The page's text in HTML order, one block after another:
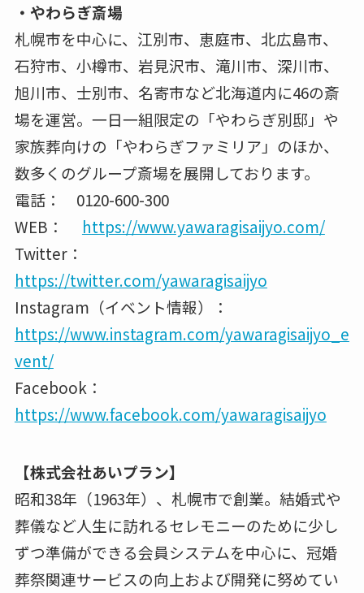
・やわらぎ斎場
札幌市を中心に、江別市、恵庭市、北広島市、
石狩市、小樽市、岩見沢市、滝川市、深川市、
旭川市、士別市、名寄市など北海道内に46の斎
場を運営。一日一組限定の「やわらぎ別邸」や
家族葬向けの「やわらぎファミリア」のほか、
数多くのグループ斎場を展開しております。
電話： 0120-600-300
WEB： https://www.yawaragisaijyo.com/
Twitter：
https://twitter.com/yawaragisaijyo
Instagram（イベント情報）：
https://www.instagram.com/yawaragisaijyo_e
vent/
Facebook：
https://www.facebook.com/yawaragisaijyo
【株式会社あいプラン】
昭和38年（1963年）、札幌市で創業。結婚式や
葬儀など人生に訪れるセレモニーのために少し
ずつ準備ができる会員システムを中心に、冠婚
葬祭関連サービスの向上および開発に努めてい